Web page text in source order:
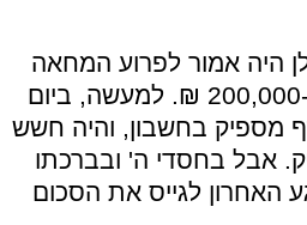
היה אמור לפרוע המחאה
שקיבל על סך קרוב ל-200,000 ₪. למעשה, ביום
מספיק בחשבון, והיה חשש
אבל בחסדי ה' ובברכתו
האחרון לגייס את הסכום